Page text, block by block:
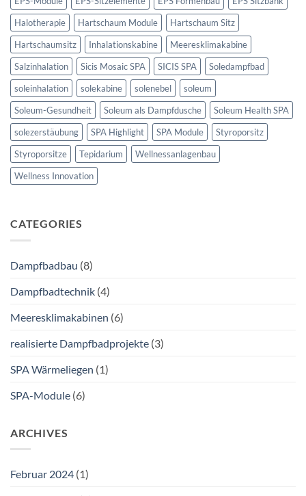
Halotherapie
Hartschaum Module
Hartschaum Sitz
Hartschaumsitz
Inhalationskabine
Meeresklimakabine
Salzinhalation
Sicis Mosaic SPA SICIS SPA
Soledampfbad
soleinhalation
solekabine solenebel
soleum
Soleum-Gesundheit
Soleum als Dampfdusche
Soleum Health SPA
solezerstäubung
SPA Highlight SPA Module
Styroporsitz
Styroporsitze
Tepidarium
Wellnessanlagenbau
Wellness Innovation
CATEGORIES
Dampfbadbau (8)
Dampfbadtechnik (4)
Meeresklimakabinen (6)
realisierte Dampfbadprojekte (3)
SPA Wärmeliegen (1)
SPA-Module (6)
ARCHIVES
Februar 2024 (1)